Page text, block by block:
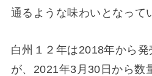
通るような味わいとなって
白州１２年は2018年から
が、2021年3月30日から数